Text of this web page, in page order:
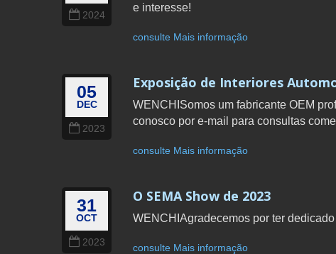
2024
e interesse!
consulte Mais informação
05
DEC
2023
Exposição de Interiores
WENCHISomos um fabricante OEM
conosco por e-mail para consultas
consulte Mais informação
31
OCT
2023
O SEMA Show de 2023
WENCHIAgradecemos por ter
consulte Mais informação